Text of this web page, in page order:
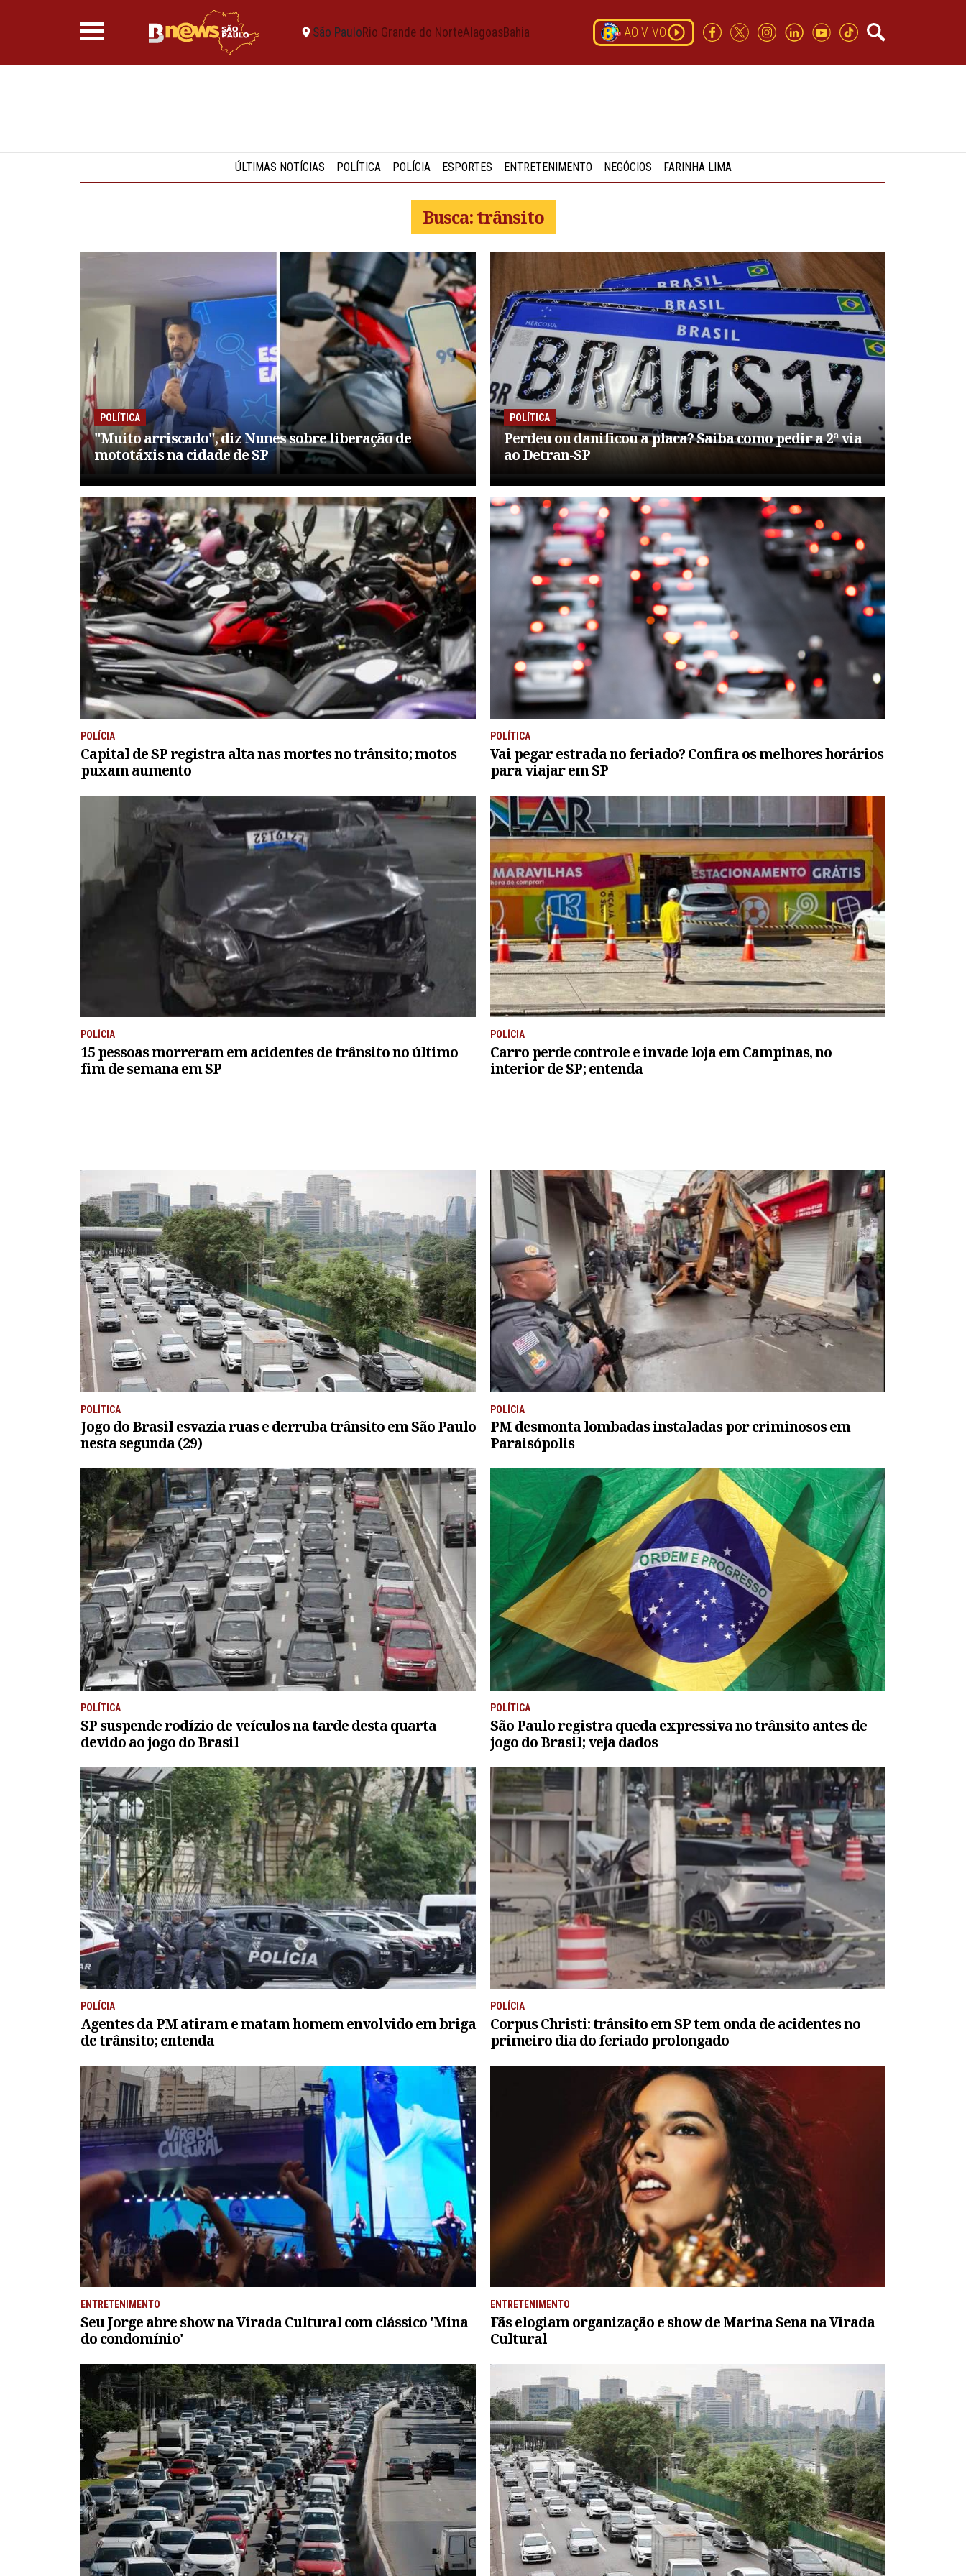
São PauloRio Grande do NorteAlagoasBahia AO VIVO
ÚLTIMAS NOTÍCIAS POLÍTICA POLÍCIA ESPORTES ENTRETENIMENTO NEGÓCIOS FARINHA LIMA
Busca: trânsito
POLÍTICA
"Muito arriscado", diz Nunes sobre liberação de
mototáxis na cidade de SP
POLÍTICA
Perdeu ou danificou a placa? Saiba como pedir a 2ª via
ao Detran-SP
POLÍCIA
Capital de SP registra alta nas mortes no trânsito; motos
puxam aumento
POLÍTICA
Vai pegar estrada no feriado? Confira os melhores horários
para viajar em SP
POLÍCIA
15 pessoas morreram em acidentes de trânsito no último
fim de semana em SP
POLÍCIA
Carro perde controle e invade loja em Campinas, no
interior de SP; entenda
POLÍTICA
Jogo do Brasil esvazia ruas e derruba trânsito em São Paulo
nesta segunda (29)
POLÍCIA
PM desmonta lombadas instaladas por criminosos em
Paraisópolis
POLÍTICA
SP suspende rodízio de veículos na tarde desta quarta
devido ao jogo do Brasil
POLÍTICA
São Paulo registra queda expressiva no trânsito antes de
jogo do Brasil; veja dados
POLÍCIA
Agentes da PM atiram e matam homem envolvido em briga
de trânsito; entenda
POLÍCIA
Corpus Christi: trânsito em SP tem onda de acidentes no
primeiro dia do feriado prolongado
ENTRETENIMENTO
Seu Jorge abre show na Virada Cultural com clássico 'Mina
do condomínio'
ENTRETENIMENTO
Fãs elogiam organização e show de Marina Sena na Virada
Cultural